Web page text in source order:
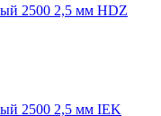
2500 2,5 мм HDZ
2500 2,5 мм IEK